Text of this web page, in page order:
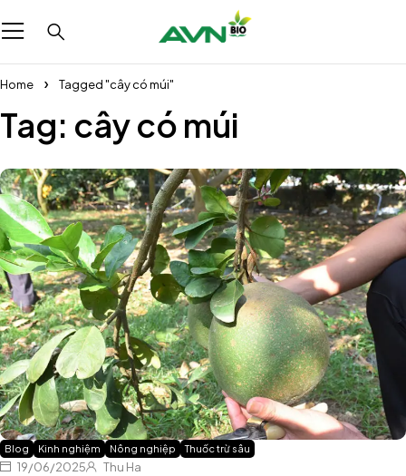
Home Tagged "cây có múi"
Tag: cây có múi
Blog Kinh nghiệm Nông nghiệp Thuốc trừ sâu
19/06/2025 Thu Ha